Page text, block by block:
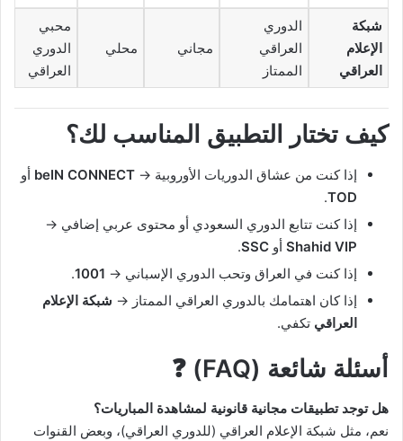
شبكة
الإعلام
العراقي
الدوري
العراقي
الممتاز
مجاني محلي
محبي
الدوري
العراقي
كيف تختار التطبيق المناسب لك؟
إذا كنت من عشاق الدوريات الأوروبية → beIN CONNECT أو
TOD
.
إذا كنت تتابع الدوري السعودي أو محتوى عربي إضافي →
Shahid VIP أو SSC
.
إذا كنت في العراق وتحب الدوري الإسباني → 1001
.
إذا كان اهتمامك بالدوري العراقي الممتاز → شبكة الإعلام
العراقي تكفي.
أسئلة شائعة (FAQ) ❓
هل توجد تطبيقات مجانية قانونية لمشاهدة المباريات؟
نعم، مثل شبكة الإعلام العراقي (للدوري العراقي)، وبعض القنوات